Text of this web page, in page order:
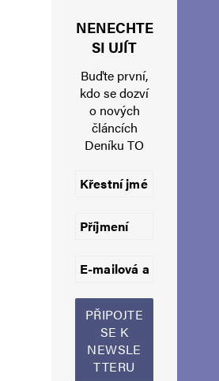
Uložit do prohlížeče jméno, e-mail a
NENECHTE
SI UJÍT
Buďte první,
kdo se dozví
o nových
článcích
Deníku TO